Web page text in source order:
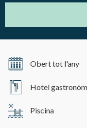
Obert tot l'any
Hotel
Piscina
Aquestes cookies
hàbits de navegació.